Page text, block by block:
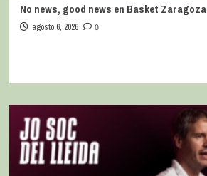
No news, good news en Basket Zaragoza
agosto 6, 2026 0